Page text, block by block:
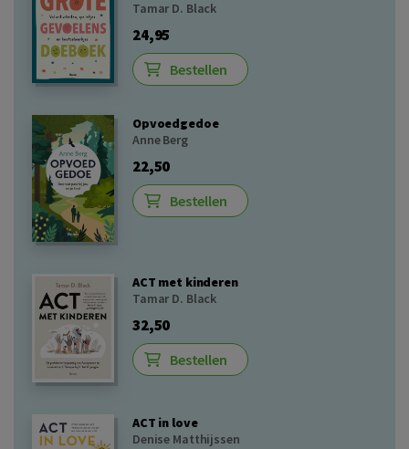
Tamar D. Black
24,95
Bestellen
Opvoedgedoe
Anne Berg
22,50
Bestellen
ACT met kinderen
Tamar D. Black
32,50
Bestellen
ACT in love
Denise Matthijssen